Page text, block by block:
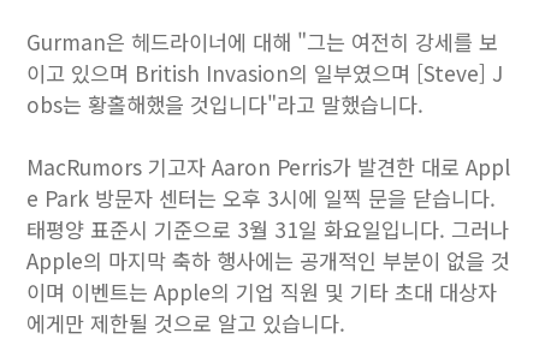
Gurman은 헤드라이너에 대해 "그는 여전히 강세를 보
이고 있으며 British Invasion의 일부였으며 [Steve] J
obs는 황홀해했을 것입니다"라고 말했습니다.
MacRumors 기고자 Aaron Perris가 발견한 대로 Appl
e Park 방문자 센터는 오후 3시에 일찍 문을 닫습니다.
태평양 표준시 기준으로 3월 31일 화요일입니다. 그러나
Apple의 마지막 축하 행사에는 공개적인 부분이 없을 것
이며 이벤트는 Apple의 기업 직원 및 기타 초대 대상자
에게만 제한될 것으로 알고 있습니다.